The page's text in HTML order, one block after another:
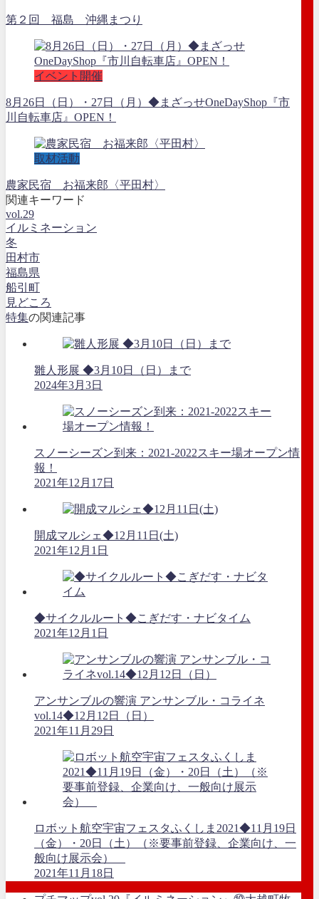
第２回 福島 沖縄まつり
イベント開催
8月26日（日）・27日（月）◆まざっせOneDayShop『市
川自転車店』OPEN！
取材活動
農家民宿 お福来郎〈平田村〉
関連キーワード
vol.29
イルミネーション
冬
田村市
福島県
船引町
見どころ
特集の関連記事
雛人形展 ◆3月10日（日）まで
2024年3月3日
スノーシーズン到来：2021-2022スキー場オープン情
報！
2021年12月17日
開成マルシェ◆12月11日(土)
2021年12月1日
◆サイクルルート◆こぎだす・ナビタイム
2021年12月1日
アンサンブルの響演 アンサンブル・コライネ
vol.14◆12月12日（日）
2021年11月29日
ロボット航空宇宙フェスタふくしま2021◆11月19日
（金）・20日（土）（※要事前登録、企業向け、一
般向け展示会）
2021年11月18日